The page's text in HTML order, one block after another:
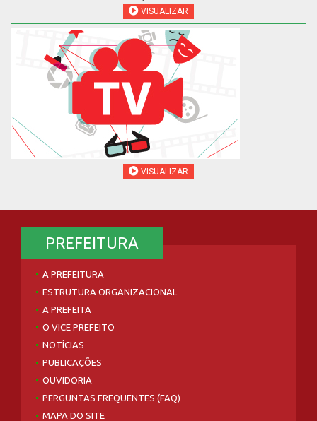
VISUALIZAR
VISUALIZAR
PREFEITURA
A PREFEITURA
ESTRUTURA ORGANIZACIONAL
A PREFEITA
O VICE PREFEITO
NOTÍCIAS
PUBLICAÇÕES
OUVIDORIA
PERGUNTAS FREQUENTES (FAQ)
MAPA DO SITE